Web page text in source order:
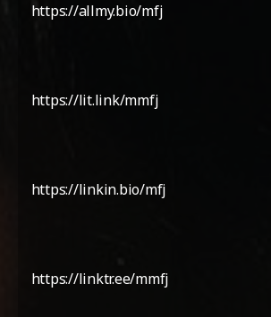
https://allmy.bio/mfj
https://lit.link/mmfj
https://linkin.bio/mfj
https://linktr.ee/mmfj